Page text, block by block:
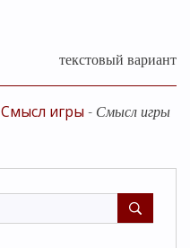
текстовый вариант
Смысл игры - Смысл игры